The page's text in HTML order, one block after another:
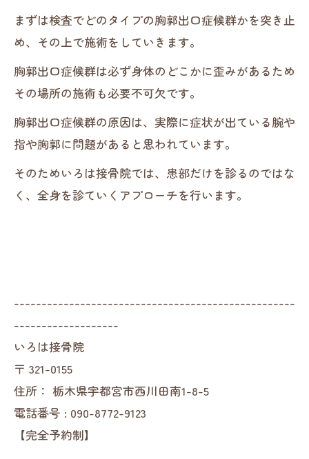
まずは検査でどのタイプの胸郭出口症候群かを突き止
め、その上で施術をしていきます。
胸郭出口症候群は必ず身体のどこかに歪みがあるため
その場所の施術も必要不可欠です。
胸郭出口症候群の原因は、実際に症状が出ている腕や
指や胸郭に問題があると思われています。
そのためいろは接骨院では、患部だけを診るのではな
く、全身を診ていくアプローチを行います。
---------------------------------------------------
-------------------
いろは接骨院
〒 321-0155
住所： 栃木県宇都宮市西川田南1-8-5
電話番号 : 090-8772-9123
【完全予約制】